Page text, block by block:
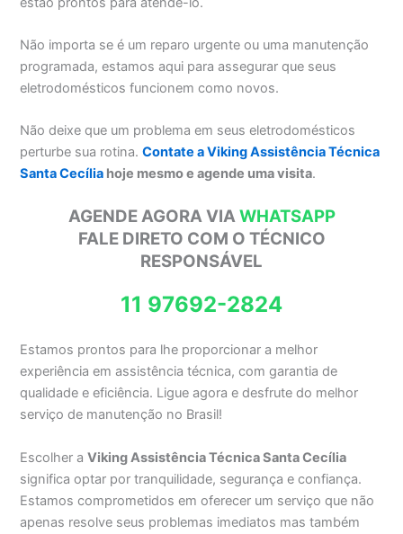
Não importa se é um reparo urgente ou uma manutenção
programada, estamos aqui para assegurar que seus
eletrodomésticos funcionem como novos.
Não deixe que um problema em seus eletrodomésticos
perturbe sua rotina.Contate a Viking Assistência Técnica
Santa Cecília hoje mesmo e agende uma visita.
AGENDE AGORA VIAWHATSAPP
FALE DIRETO COM O TÉCNICO
RESPONSÁVEL
11 97692-2824
Estamos prontos para lhe proporcionar a melhor
experiência em assistência técnica, com garantia de
qualidade e eficiência. Ligue agora e desfrute do melhor
serviço de manutenção no Brasil!
Escolher aViking Assistência Técnica Santa Cecília
significa optar por tranquilidade, segurança e confiança.
Estamos comprometidos em oferecer um serviço que não
apenas resolve seus problemas imediatos mas também